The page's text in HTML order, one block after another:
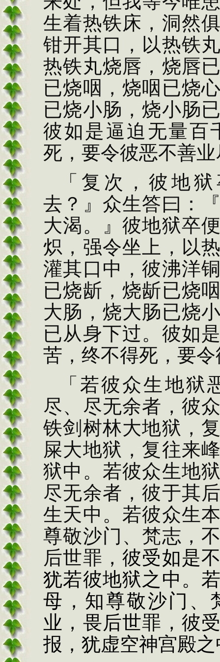
生着热铁床，洞然
钳开其口，以热铁
热铁丸烧唇，烧唇
已烧咽，烧咽已烧
已烧小肠，烧小肠
彼如是逼迫 无量百
死，要令彼恶不善
「复次，彼地
去？』众生答曰：
大渴。』彼地狱卒
炽，强令坐上，以
灌其口中，彼沸洋
已烧龂，烧龂已烧
大肠，烧大肠已烧
已从身下过。彼如
苦，终不得死，要
「若彼众生地狱
尽、尽无余者，彼
铁剑树林大地狱，
屎大地狱，复往来
狱中。若彼众生地
尽无余者，彼于其
生天中。若彼众生
尊敬沙门、梵志，
后世罪 ，彼受如是
犹若彼地狱之中。
母，知尊敬沙门、
业， 畏后世罪，彼
报， 犹虚空神宫殿之